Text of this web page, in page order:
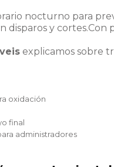
nocturno para
disparos y
explicamos sobre
oxidación
final
administradores